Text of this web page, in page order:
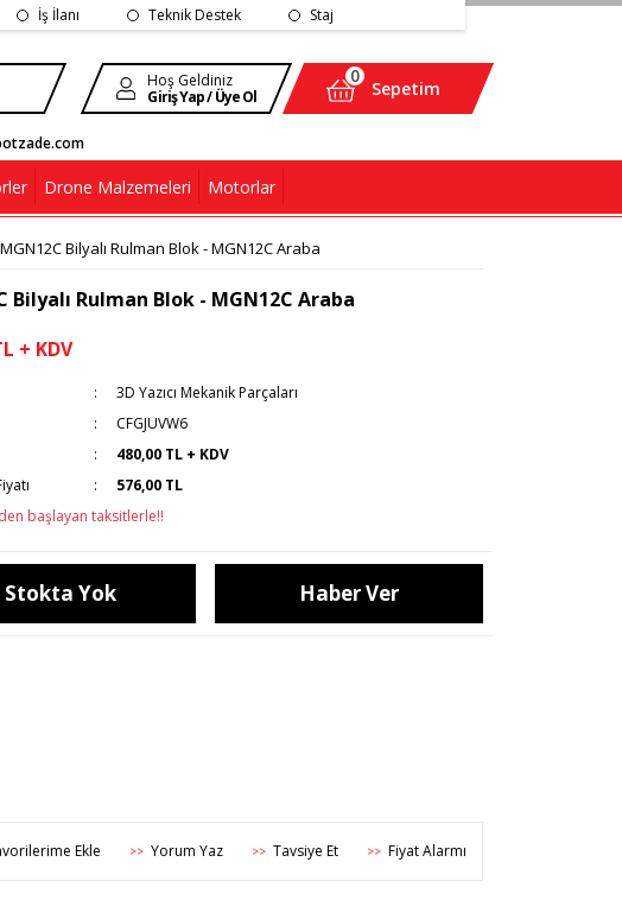
İş İlanı Teknik Destek Staj
Hoş Geldiniz
Giriş Yap / Üye Ol
Sepetim
0
Drone Malzemeleri Motorlar
MGN12C Bilyalı Rulman Blok - MGN12C Araba
Bilyalı Rulman Blok - MGN12C Araba
+ KDV
3D Yazıcı Mekanik Parçaları
CFGJUVW6
480,00 TL + KDV
576,00 TL
başlayan taksitlerle!!
Stokta Yok Haber Ver
>> Yorum Yaz >> Tavsiye Et >> Fiyat Alarmı